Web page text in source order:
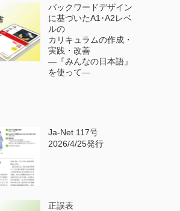
バックワードデザイン
に基づいたA1･A2レベ
ルの
カリキュラムの作成・
実践・改善
―『みんなの日本語』
を使って―
Ja-Net 117号
2026/4/25発行
正誤表